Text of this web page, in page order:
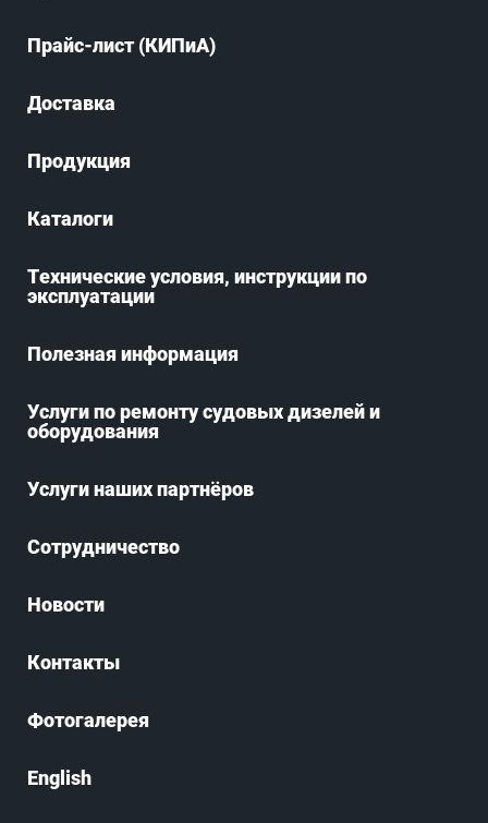
Прайс-лист (КИПиА)
Доставка
Продукция
Каталоги
Технические условия, инструкции по
эксплуатации
Полезная информация
Услуги по ремонту судовых дизелей и
оборудования
Услуги наших партнёров
Сотрудничество
Новости
Контакты
Фотогалерея
English